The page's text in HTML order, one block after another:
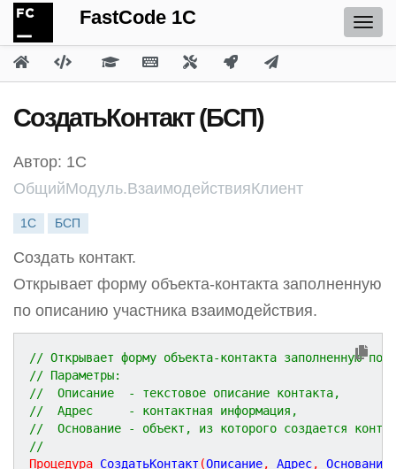
FastCode 1C
СоздатьКонтакт (БСП)
Автор: 1С
ОбщийМодуль.ВзаимодействияКлиент
1С БСП
Создать контакт.
Открывает форму объекта-контакта заполненную
по описанию участника взаимодействия.
// Открывает форму объекта-контакта заполненную по
// Параметры:
//  Описание  - текстовое описание контакта,
//  Адрес     - контактная информация,
//  Основание - объект, из которого создается
//
Процедура СоздатьКонтакт (Описание, Адрес, Основание